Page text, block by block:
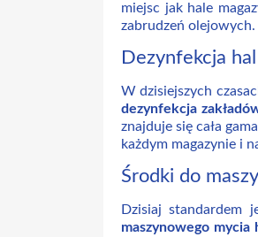
miejsc jak hale
zabrudzeń olejowych.
Dezynfekcja
W dzisiejszych
dezynfekcja
znajduje się cała gama
każdym magazynie i
Środki do
Dzisiaj standardem
maszynowego mycia